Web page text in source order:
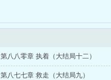
第八八零章 执着（大结局十二）
第八七七章 救走（大结局九）